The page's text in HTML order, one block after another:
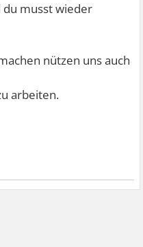
du musst wieder
nützen uns auch
arbeiten.